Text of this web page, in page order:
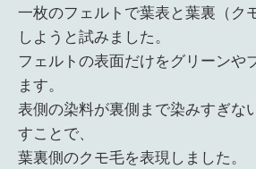
一枚のフェルトで葉表と葉裏（ク
しようと試みました。
フェルトの表面だけをグリーンや
ます。
表側の染料が裏側まで染みすぎな
すことで、
葉裏側のクモ毛を表現しました。